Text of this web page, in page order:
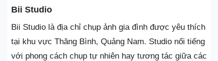
Bii Studio
Bii Studio là địa chỉ chụp ảnh gia đình được yêu thích
tại khu vực Thăng Bình, Quảng Nam. Studio nổi tiếng
với phong cách chụp tự nhiên hay tương tác giữa các